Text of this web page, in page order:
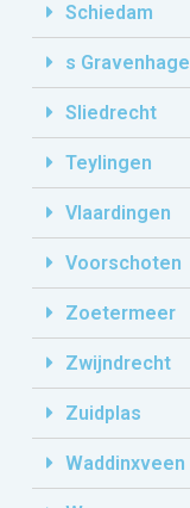
Schiedam
s Gravenhage
Sliedrecht
Teylingen
Vlaardingen
Voorschoten
Zoetermeer
Zwijndrecht
Zuidplas
Waddinxveen